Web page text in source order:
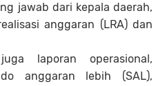
jawab dari kepala daerah,
anggaran (LRA) dan
laporan operasional,
anggaran lebih (SAL),